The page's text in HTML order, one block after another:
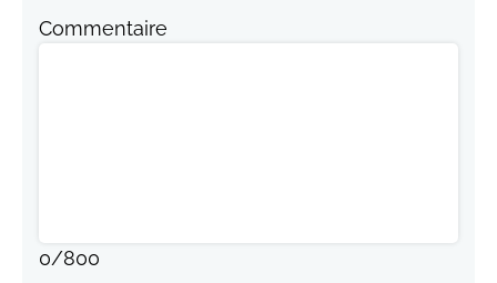
Commentaire
0/800